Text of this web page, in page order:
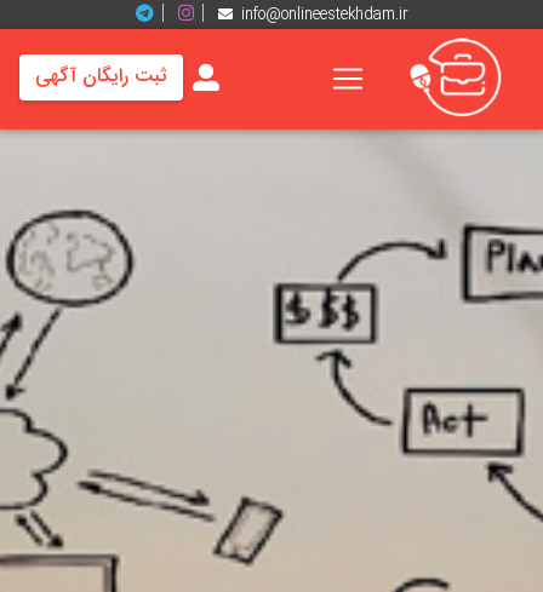
info@onlineestekhdam.ir
خانه
شغلی
برند
ها
رزومه
ها
اخبار
ثبت رایگان آگهی